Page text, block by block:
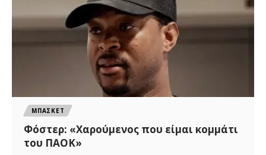
ΜΠΑΣΚΕΤ
Φόστερ: «Χαρούμενος που είμαι κομμάτι
του ΠΑΟΚ»